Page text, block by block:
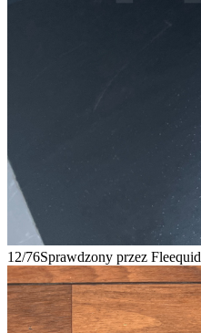
12/76Sprawdzony przez Fleequid